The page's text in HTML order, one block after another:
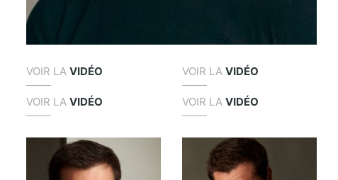
VOIR LA VIDÉO VOIR LA VIDÉO
VOIR LA VIDÉO VOIR LA VIDÉO